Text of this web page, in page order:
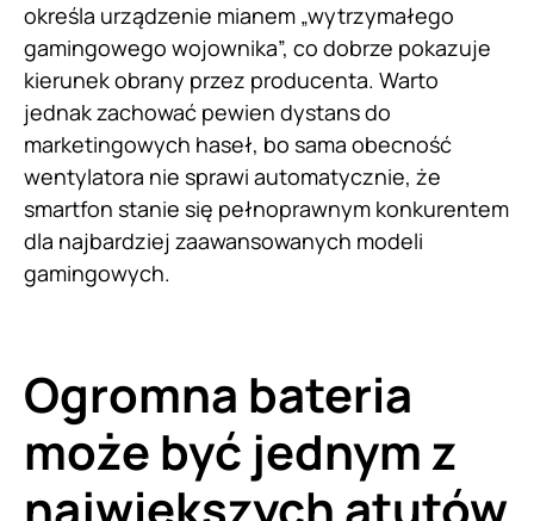
określa urządzenie mianem „wytrzymałego
gamingowego wojownika”, co dobrze pokazuje
kierunek obrany przez producenta. Warto
jednak zachować pewien dystans do
marketingowych haseł, bo sama obecność
wentylatora nie sprawi automatycznie, że
smartfon stanie się pełnoprawnym konkurentem
dla najbardziej zaawansowanych modeli
gamingowych.
Ogromna bateria
może być jednym z